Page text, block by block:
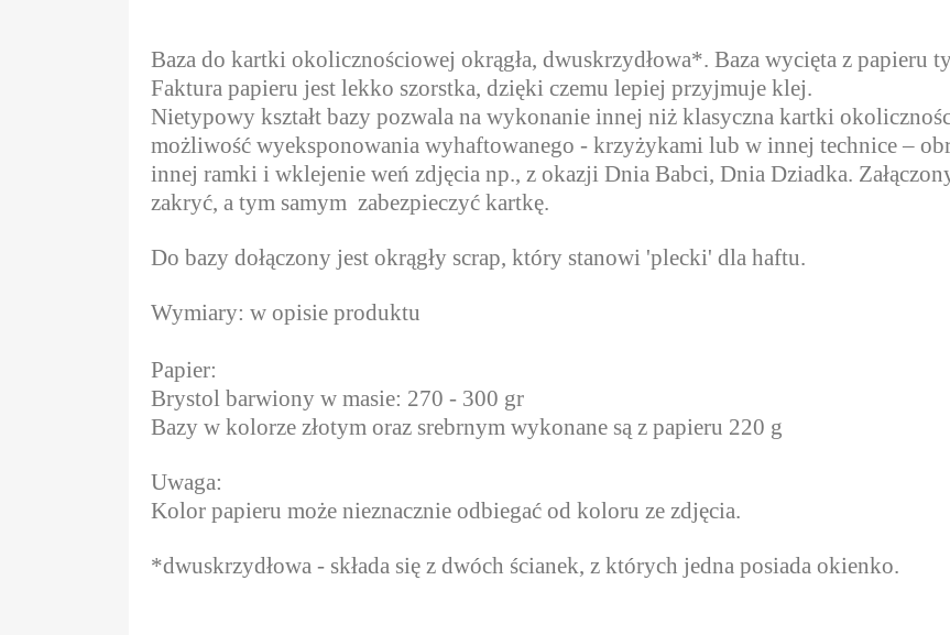
Baza do kartki okolicznościowej okrągła, dwuskrzydłowa*. Baza wycięta z papieru
Faktura papieru jest lekko szorstka, dzięki czemu lepiej przyjmuje klej.
Nietypowy kształt bazy pozwala na wykonanie innej niż klasyczna kartki
możliwość wyeksponowania wyhaftowanego - krzyżykami lub w innej technice –
innej ramki i wklejenie weń zdjęcia np., z okazji Dnia Babci, Dnia Dziadka.
zakryć, a tym samym zabezpieczyć kartkę.
Do bazy dołączony jest okrągły scrap, który stanowi 'plecki' dla haftu.
Wymiary: w opisie produktu
Papier:
Brystol barwiony w masie: 270 - 300 gr
Bazy w kolorze złotym oraz srebrnym wykonane są z papieru 220 g
Uwaga:
Kolor papieru może nieznacznie odbiegać od koloru ze zdjęcia.
*dwuskrzydłowa - składa się z dwóch ścianek, z których jedna posiada okienko.